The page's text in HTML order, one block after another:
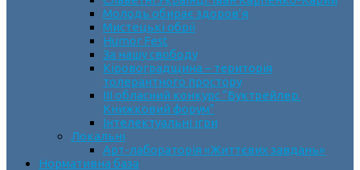
Молодь обирає здоров’я
Мистецькі обрії
Humor Fest
За нашу свободу
Кіровоградщина – територія
толерантного простору
ІII обласний конкурс “Буктрейлер.
Книжковий форум”
Інтелектуальні ігри
Локальні
Арт-лабораторія «Життєвих завдань»
Нормативна база